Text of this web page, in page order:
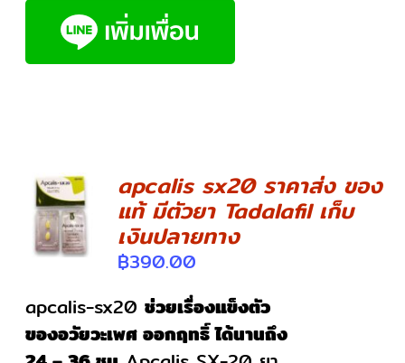
DETAILS
apcalis sx20 ราคาส่ง ของ
แท้ มีตัวยา Tadalafil เก็บ
เงินปลายทาง
฿390.00
apcalis-sx20ช่วยเรื่องแข็งตัว
ของอวัยวะเพศ ออกฤทธิ์ ได้นานถึง